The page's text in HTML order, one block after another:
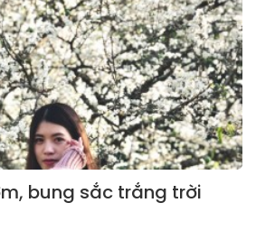
bung sắc trắng trời